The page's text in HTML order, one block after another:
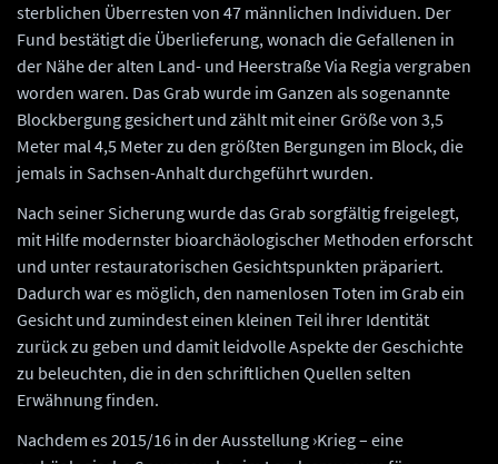
sterblichen Überresten von 47 männlichen Individuen. Der
Fund bestätigt die Überlieferung, wonach die Gefallenen in
der Nähe der alten Land- und Heerstraße Via Regia vergraben
worden waren. Das Grab wurde im Ganzen als sogenannte
Blockbergung gesichert und zählt mit einer Größe von 3,5
Meter mal 4,5 Meter zu den größten Bergungen im Block, die
jemals in Sachsen-Anhalt durchgeführt wurden.
Nach seiner Sicherung wurde das Grab sorgfältig freigelegt,
mit Hilfe modernster bioarchäologischer Methoden erforscht
und unter restauratorischen Gesichtspunkten präpariert.
Dadurch war es möglich, den namenlosen Toten im Grab ein
Gesicht und zumindest einen kleinen Teil ihrer Identität
zurück zu geben und damit leidvolle Aspekte der Geschichte
zu beleuchten, die in den schriftlichen Quellen selten
Erwähnung finden.
Nachdem es 2015/16 in der Ausstellung ›Krieg – eine